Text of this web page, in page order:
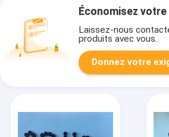
Économisez
Laissez-nous
produits avec vous.
Donnez votre